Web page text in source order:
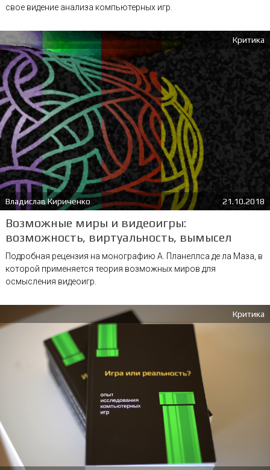
свое видение анализа компьютерных игр.
Критика
Владислав Кириченко 21.10.2018
Возможные миры и видеоигры:
возможность, виртуальность, вымысел
Подробная рецензия на монографию А. Планеллса де ла Маза, в
которой применяется теория возможных миров для
осмысления видеоигр.
Критика